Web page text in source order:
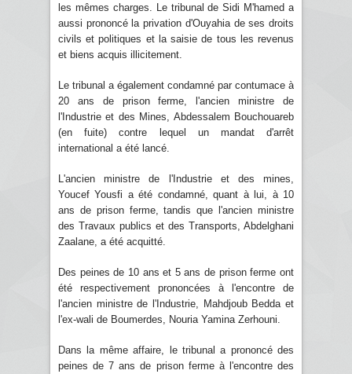
les mêmes charges. Le tribunal de Sidi M'hamed a
aussi prononcé la privation d'Ouyahia de ses droits
civils et politiques et la saisie de tous les revenus
et biens acquis illicitement.
Le tribunal a également condamné par contumace à
20 ans de prison ferme, l'ancien ministre de
l'Industrie et des Mines, Abdessalem Bouchouareb
(en fuite) contre lequel un mandat d'arrêt
international a été lancé.
L'ancien ministre de l'Industrie et des mines,
Youcef Yousfi a été condamné, quant à lui, à 10
ans de prison ferme, tandis que l'ancien ministre
des Travaux publics et des Transports, Abdelghani
Zaalane, a été acquitté.
Des peines de 10 ans et 5 ans de prison ferme ont
été respectivement prononcées à l'encontre de
l'ancien ministre de l'Industrie, Mahdjoub Bedda et
l'ex-wali de Boumerdes, Nouria Yamina Zerhouni.
Dans la même affaire, le tribunal a prononcé des
peines de 7 ans de prison ferme à l'encontre des